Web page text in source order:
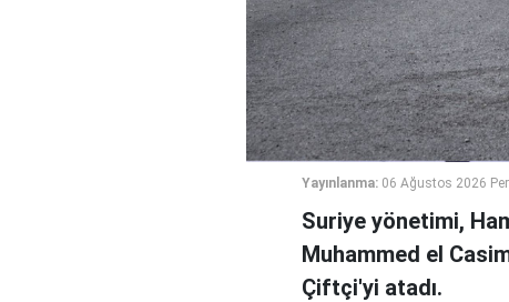
Yayınlanma: 06 Ağustos 2026
Suriye yönetimi,
Muhammed el
Çiftçi'yi atadı.